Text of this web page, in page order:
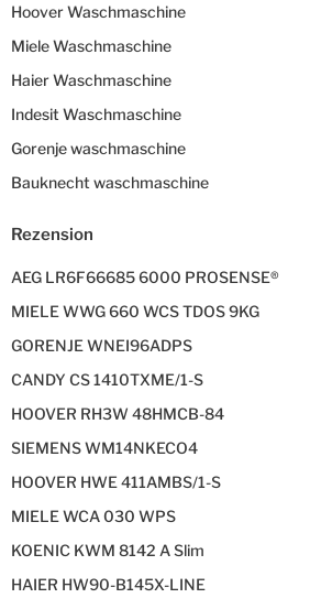
Hoover Waschmaschine
Miele Waschmaschine
Haier Waschmaschine
Indesit Waschmaschine
Gorenje waschmaschine
Bauknecht waschmaschine
Rezension
AEG LR6F66685 6000 PROSENSE®
MIELE WWG 660 WCS TDOS 9KG
GORENJE WNEI96ADPS
CANDY CS 1410TXME/1-S
HOOVER RH3W 48HMCB-84
SIEMENS WM14NKECO4
HOOVER HWE 411AMBS/1-S
MIELE WCA 030 WPS
KOENIC KWM 8142 A Slim
HAIER HW90-B145X-LINE